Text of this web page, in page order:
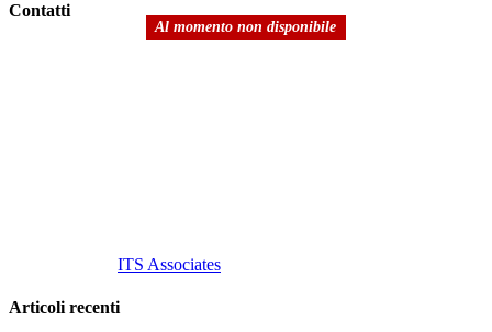
Al momento non disponibile
Contatti
ITS Associates
Articoli recenti